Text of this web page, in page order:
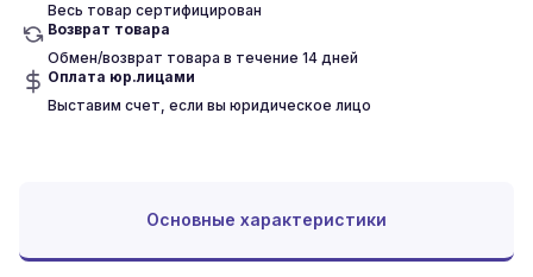
Весь товар сертифицирован
Возврат товара
Обмен/возврат товара в течение 14 дней
Оплата юр.лицами
Выставим счет, если вы юридическое лицо
Основные характеристики